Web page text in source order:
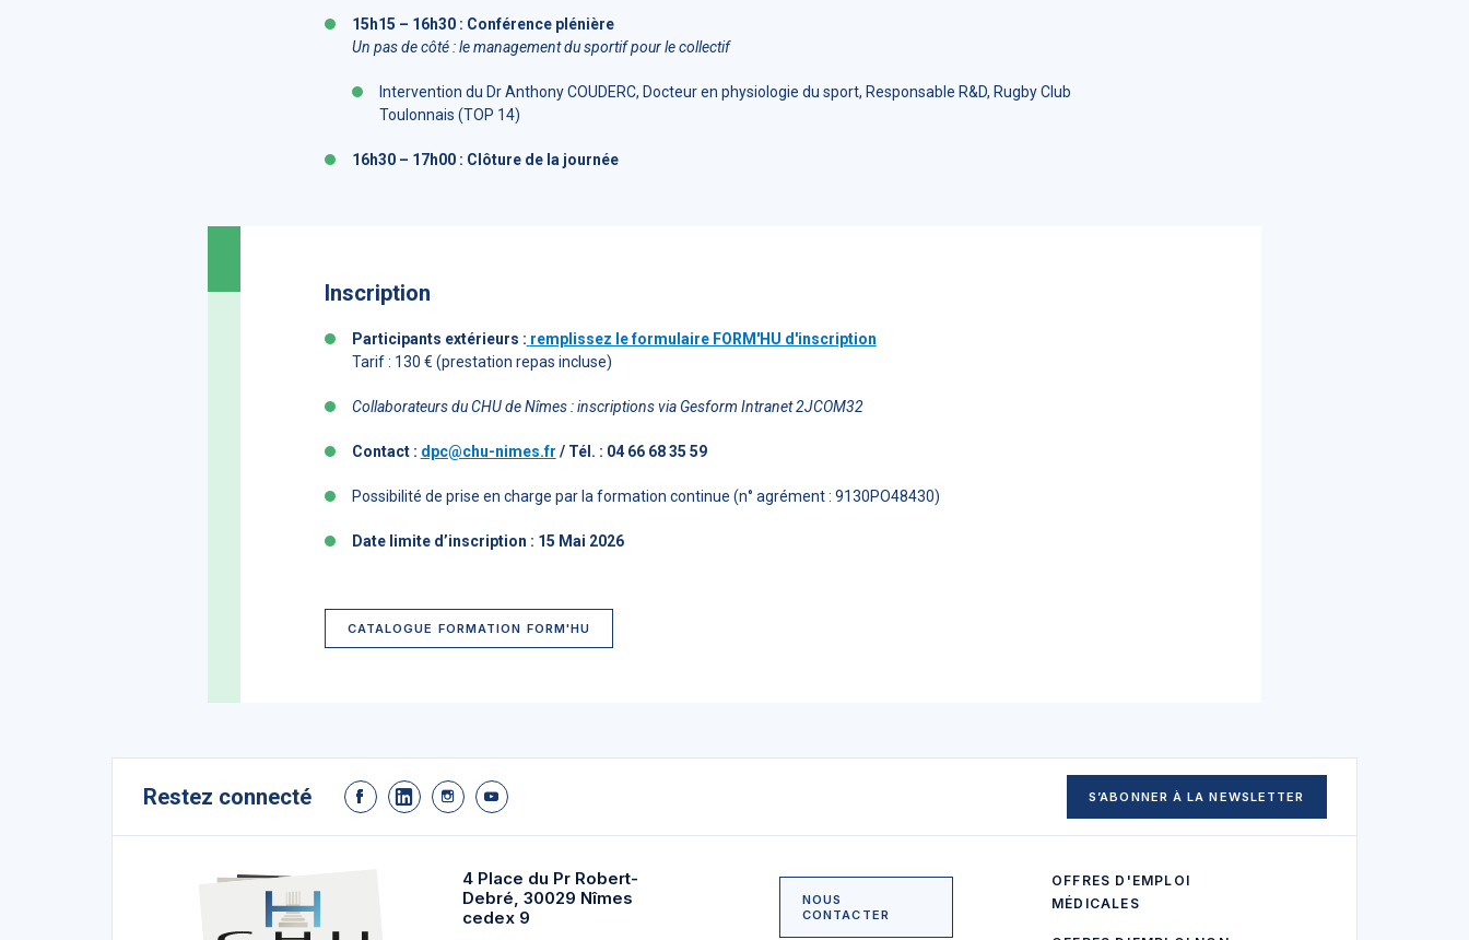
15h15 – 16h30 : Conférence plénière
Un pas de côté : le management du sportif pour le collectif
Intervention du Dr Anthony COUDERC, Docteur en physiologie du sport, Responsable R&D, Rugby Club
Toulonnais (TOP 14)
16h30 – 17h00 : Clôture de la journée
Inscription
Participants extérieurs : remplissez le formulaire FORM'HU d'inscription
Tarif : 130 € (prestation repas incluse)
Collaborateurs du CHU de Nîmes : inscriptions via Gesform Intranet 2JCOM32
Contact : dpc@chu-nimes.fr / Tél. : 04 66 68 35 59
Possibilité de prise en charge par la formation continue (n° agrément : 9130PO48430)
Date limite d’inscription : 15 Mai 2026
CATALOGUE FORMATION FORM'HU
Restez connecté S’ABONNER À LA NEWSLETTER
4 Place du Pr Robert-
Debré, 30029 Nîmes
cedex 9
NOUS
CONTACTER
OFFRES D'EMPLOI
MÉDICALES